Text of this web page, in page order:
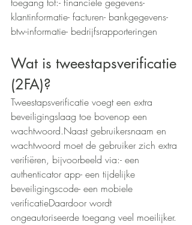
klantinformatie- facturen- bankgegevens-
btw-informatie- bedrijfsrapporteringen
Wat is tweestapsverificatie
(2FA)?
Tweestapsverificatie voegt een extra
beveiligingslaag toe bovenop een
wachtwoord.Naast gebruikersnaam en
wachtwoord moet de gebruiker zich extra
verifiëren, bijvoorbeeld via:- een
authenticator app- een tijdelijke
beveiligingscode- een mobiele
verificatieDaardoor wordt
ongeautoriseerde toegang veel moeilijker.